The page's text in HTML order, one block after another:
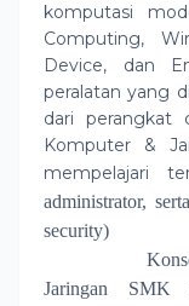
komputasi
Computing,
Device, dan
peralatan yang
dari perangkat
Komputer &
mempelajari
administrator,
security)
Konsentrasi
Jaringan SMK